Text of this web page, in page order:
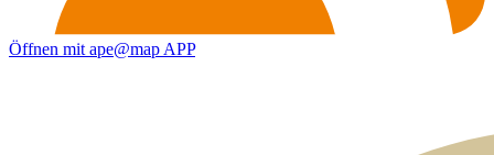
Öffnen mit ape@map APP